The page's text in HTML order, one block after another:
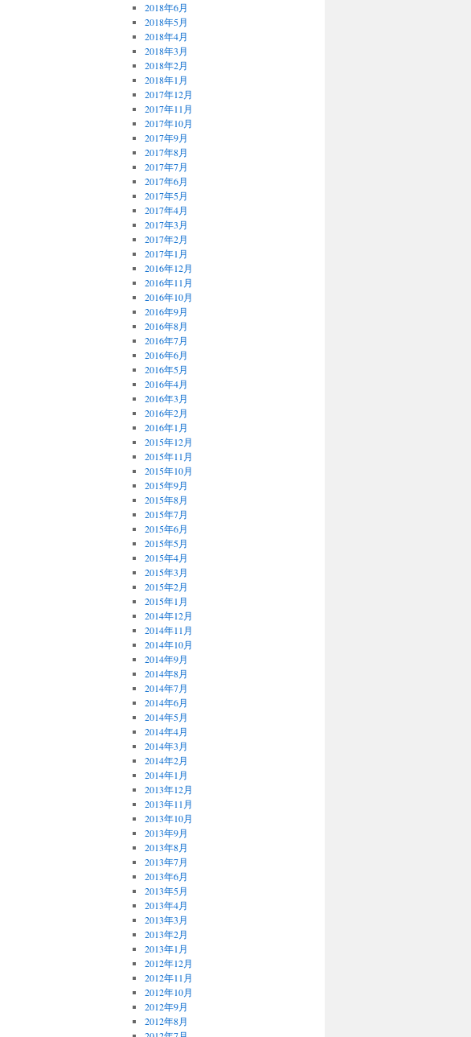
2018年6月
2018年5月
2018年4月
2018年3月
2018年2月
2018年1月
2017年12月
2017年11月
2017年10月
2017年9月
2017年8月
2017年7月
2017年6月
2017年5月
2017年4月
2017年3月
2017年2月
2017年1月
2016年12月
2016年11月
2016年10月
2016年9月
2016年8月
2016年7月
2016年6月
2016年5月
2016年4月
2016年3月
2016年2月
2016年1月
2015年12月
2015年11月
2015年10月
2015年9月
2015年8月
2015年7月
2015年6月
2015年5月
2015年4月
2015年3月
2015年2月
2015年1月
2014年12月
2014年11月
2014年10月
2014年9月
2014年8月
2014年7月
2014年6月
2014年5月
2014年4月
2014年3月
2014年2月
2014年1月
2013年12月
2013年11月
2013年10月
2013年9月
2013年8月
2013年7月
2013年6月
2013年5月
2013年4月
2013年3月
2013年2月
2013年1月
2012年12月
2012年11月
2012年10月
2012年9月
2012年8月